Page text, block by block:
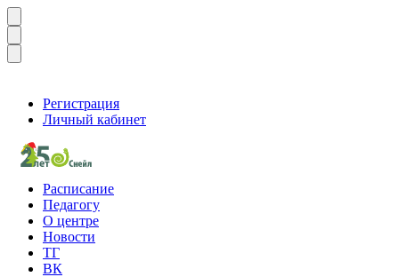
Регистрация
Личный кабинет
Расписание
Педагогу
О центре
Новости
ТГ
ВК